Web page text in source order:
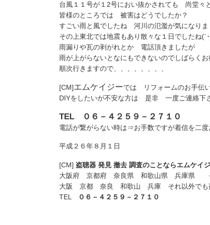
台風１１号が１2号におい抜かされても 尚堂々
皆様のところでは 被害はどうでしたか？
すごい雨と風でしたね 河川の氾濫が気になりま
その上東北では地震もあり散々な１日でしたね(´
雨漏りや瓦の剥がれとか 電話頂きましたが
雨が上がらないとなにもできないのでしばらく
順次行きますので、、、、、、、、
[CM]エムケイジーでは リフォームのお手伝
DIYをしたいが不安な方は 是非 一度ご連絡下さ
TEL ０６－４２５９－２７１０
電話が繋がらない時は⇒お手数ですが着信を二度
平成２６年８月１日
[CM] 盗聴器 発見 撤去 調査のことならエムケイ
大阪府 京都府 奈良県 和歌山県 兵庫県
大阪 京都 奈良 和歌山 兵庫 それ以外でも
TEL
０６－４２５９－２７１０